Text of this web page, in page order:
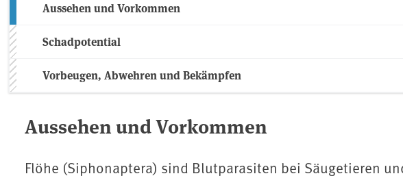
Aussehen und Vorkommen
Schadpotential
Vorbeugen, Abwehren und Bekämpfen
Aussehen und Vorkommen
Flöhe (Siphonaptera) sind Blutparasiten bei Säugetieren